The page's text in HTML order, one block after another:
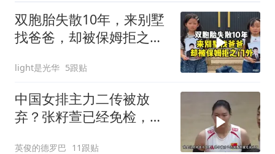
双胞胎失散10年，来别墅
找爸爸，却被保姆拒之门
light是光华 5跟贴
中国女排主力二传被放
弃？张籽萱已经免检，赵
英俊的德罗巴 11跟贴